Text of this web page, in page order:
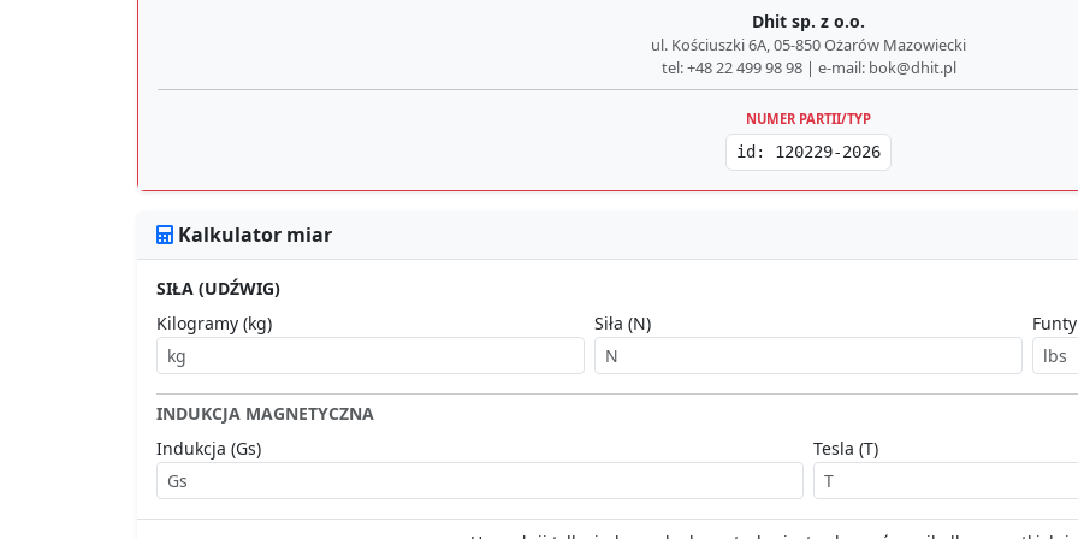
Dhit sp. z o.o.
ul. Kościuszki 6A, 05-850 Ożarów Mazowiecki
tel: +48 22 499 98 98 | e-mail: bok@dhit.pl
NUMER PARTII/TYP
id: 120229-2026
Kalkulator miar
SIŁA (UDŹWIG)
Kilogramy (kg)
Siła (N)
INDUKCJA MAGNETYCZNA
Indukcja (Gs)
Tesla (T)